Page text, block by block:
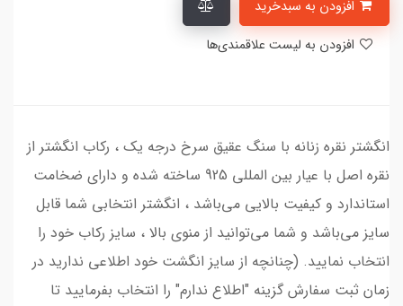
انگشتر نقره زنانه با سنگ عقیق سرخ درجه یک ، رکاب انگشتر از
نقره اصل با عیار بین المللی 925 ساخته شده و دارای ضخامت
استاندارد و کیفیت بالایی می‌باشد ، انگشتر انتخابی شما قابل
سایز می‌باشد و شما می‌توانید از منوی بالا ، سایز رکاب خود را
انتخاب نمایید. (چنانچه از سایز انگشت خود اطلاعی ندارید در
زمان ثبت سفارش گزینه "اطلاع ندارم" را انتخاب بفرمایید تا